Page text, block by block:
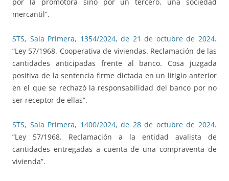
por la promotora sino por un tercero, una sociedad
mercantil”.
STS, Sala Primera, 1354/2024, de 21 de octubre de 2024.
“Ley 57/1968. Cooperativa de viviendas. Reclamación de las
cantidades anticipadas frente al banco. Cosa juzgada
positiva de la sentencia firme dictada en un litigio anterior
en el que se rechazó la responsabilidad del banco por no
ser receptor de ellas”.
STS, Sala Primera, 1400/2024, de 28 de octubre de 2024.
“Ley 57/1968. Reclamación a la entidad avalista de
cantidades entregadas a cuenta de una compraventa de
vivienda”.